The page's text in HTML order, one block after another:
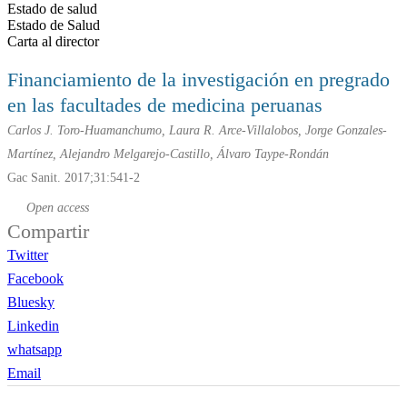
Estado de salud
Estado de Salud
Carta al director
Financiamiento de la investigación en pregrado
en las facultades de medicina peruanas
Carlos J. Toro-Huamanchumo, Laura R. Arce-Villalobos, Jorge Gonzales-
Martínez, Alejandro Melgarejo-Castillo, Álvaro Taype-Rondán
Gac Sanit. 2017;31:541-2
Open access
Compartir
Twitter
Facebook
Bluesky
Linkedin
whatsapp
Email